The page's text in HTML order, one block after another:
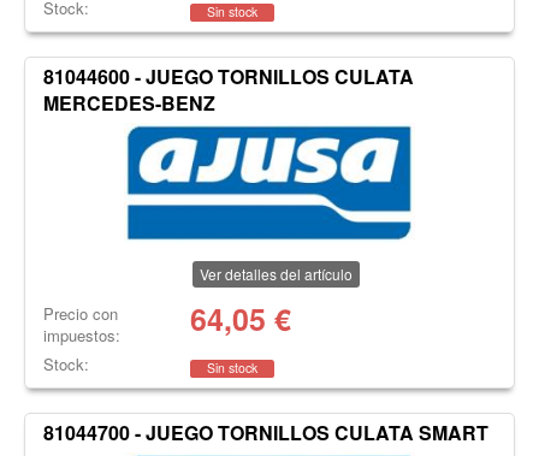
Stock: Sin stock
81044600 - JUEGO TORNILLOS CULATA
MERCEDES-BENZ
Ver detalles del artículo
Precio con
impuestos:
64,05 €
Stock: Sin stock
81044700 - JUEGO TORNILLOS CULATA SMART